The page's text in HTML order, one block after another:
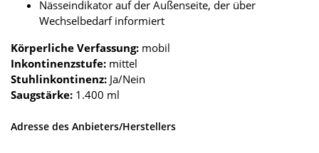
Nässeindikator auf der Außenseite, der über
Wechselbedarf informiert
Körperliche Verfassung: mobil
Inkontinenzstufe: mittel
Stuhlinkontinenz: Ja/Nein
Saugstärke: 1.400 ml
Adresse des Anbieters/Herstellers